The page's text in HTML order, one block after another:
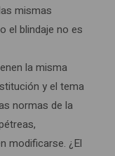
mismas
el blindaje no es
la misma
y el tema
normas de la
modificarse. ¿El